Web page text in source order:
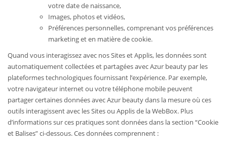
votre date de naissance,
Images, photos et vidéos,
Préférences personnelles, comprenant vos préférences
marketing et en matière de cookie.
Quand vous interagissez avec nos Sites et Applis, les données sont
automatiquement collectées et partagées avec Azur beauty par les
plateformes technologiques fournissant l’expérience. Par exemple,
votre navigateur internet ou votre téléphone mobile peuvent
partager certaines données avec Azur beauty dans la mesure où ces
outils interagissent avec les Sites ou Applis de la WebBox. Plus
d’informations sur ces pratiques sont données dans la section “Cookie
et Balises” ci-dessous. Ces données comprennent :